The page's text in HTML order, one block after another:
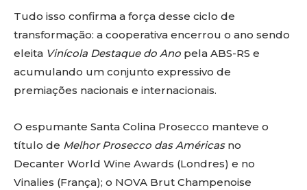
Tudo isso confirma a força desse ciclo de
transformação: a cooperativa encerrou o ano sendo
eleita Vinícola Destaque do Ano pela ABS-RS e
acumulando um conjunto expressivo de
premiações nacionais e internacionais.
O espumante Santa Colina Prosecco manteve o
título de Melhor Prosecco das Américasno
Decanter World Wine Awards (Londres) e no
Vinalies (França); o NOVA Brut Champenoise